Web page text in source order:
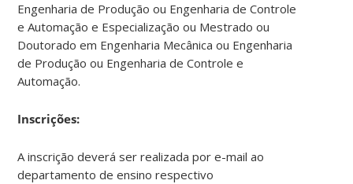
Engenharia de Produção ou Engenharia de Controle
e Automação e Especialização ou Mestrado ou
Doutorado em Engenharia Mecânica ou Engenharia
de Produção ou Engenharia de Controle e
Automação.
Inscrições:
A inscrição deverá ser realizada por e-mail ao
departamento de ensino respectivo